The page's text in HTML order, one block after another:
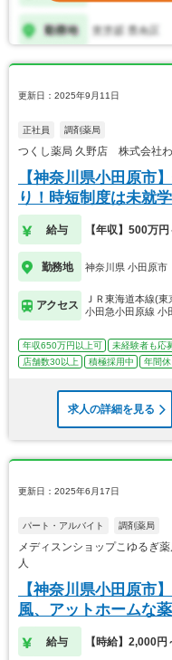
更新日：2025年9月11日
正社員 調剤薬局
つくし薬局 久野店 株式会社
【神奈川県小田原市
り！時短制度は未就
度！
給与 【年収】500万
勤務地 神奈川県 小田原市
アクセス
ＪＲ東海道本線(
小田急小田原線
年収650万円以上可 未経験者も応
店舗数30以上
積極採用中 年間
求人の詳細を見る
更新日：2025年6月17日
パート・アルバイト 調剤薬局
メディスンショップこゆるぎ
人
【神奈川県小田原
風、アットホームな薬
給与 【時給】2,000円